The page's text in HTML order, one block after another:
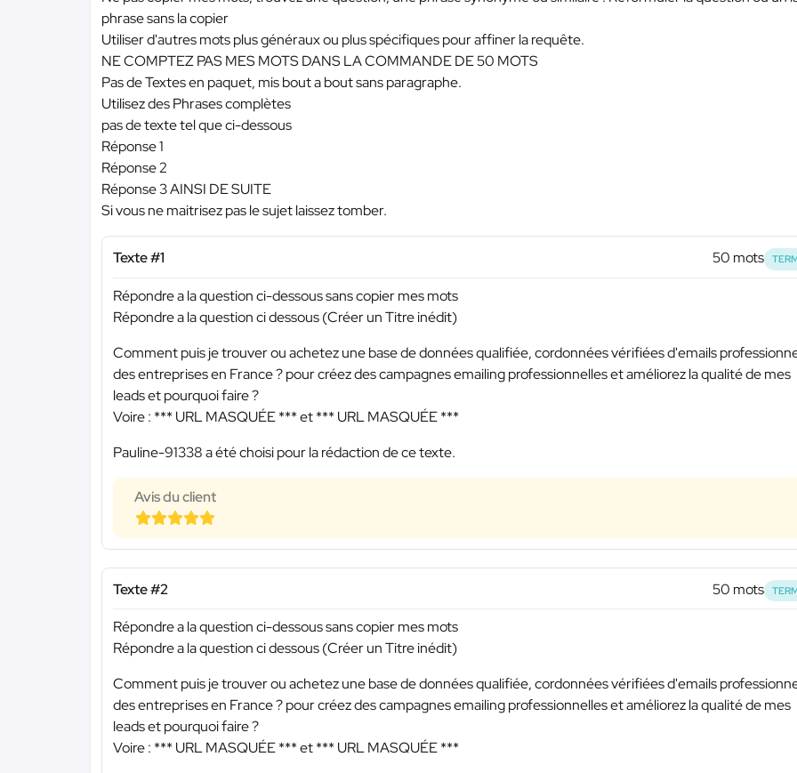
phrase sans la copier
Utiliser d'autres mots plus généraux ou plus spécifiques pour affiner la requête.
NE COMPTEZ PAS MES MOTS DANS LA COMMANDE DE 50 MOTS
Pas de Textes en paquet, mis bout a bout sans paragraphe.
Utilisez des Phrases complètes
pas de texte tel que ci-dessous
Réponse 1
Réponse 2
Réponse 3 AINSI DE SUITE
Si vous ne maitrisez pas le sujet laissez tomber.
Texte #1 50 mots
Répondre a la question ci-dessous sans copier mes mots
Répondre a la question ci dessous (Créer un Titre inédit)
Comment puis je trouver ou achetez une base de données qualifiée, cordonnées vérifiées d'emails
des entreprises en France ? pour créez des campagnes emailing professionnelles et améliorez la qualité de mes
leads et pourquoi faire ?
Voire : *** URL MASQUÉE ***et*** URL MASQUÉE ***
Pauline-91338 a été choisi pour la rédaction de ce texte.
Avis du client
Texte #2 50 mots
Répondre a la question ci-dessous sans copier mes mots
Répondre a la question ci dessous (Créer un Titre inédit)
Comment puis je trouver ou achetez une base de données qualifiée, cordonnées vérifiées d'emails
des entreprises en France ? pour créez des campagnes emailing professionnelles et améliorez la qualité de mes
leads et pourquoi faire ?
Voire : *** URL MASQUÉE ***et*** URL MASQUÉE ***